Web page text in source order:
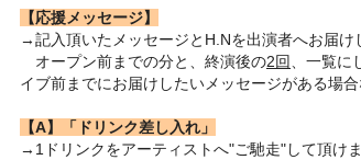
【応援メッセージ】
→記入頂いたメッセージとH.Nを出演者へお届け
オープン前までの分と、終演後の2回 、一覧
イブ前までにお届けしたいメッセージがある場
【A】「ドリンク差し入れ」
→1ドリンクをアーティストへ"ご馳走"して頂けま